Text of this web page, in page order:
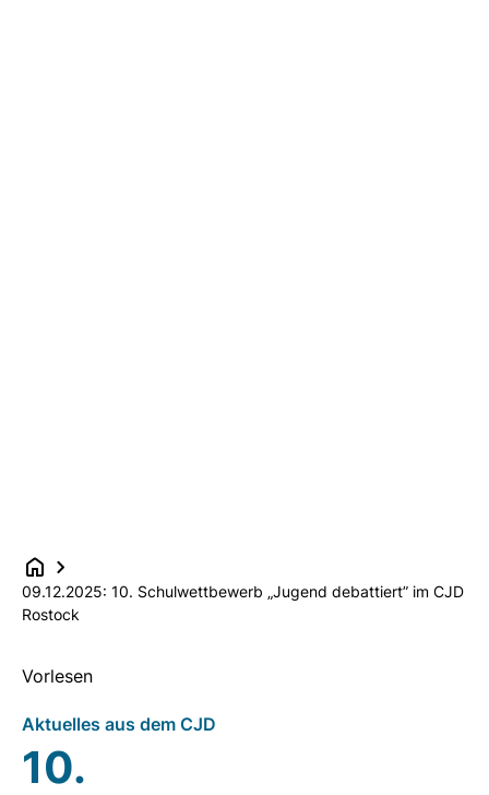
09.12.2025: 10. Schulwettbewerb „Jugend debattiert” im CJD
Rostock
Vorlesen
Aktuelles aus dem CJD
10.